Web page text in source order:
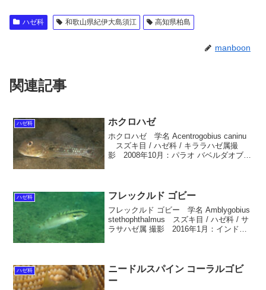
ハゼ科 和歌山県紀伊大島須江 高知県柏島
manboon
関連記事
ハゼ科 ホクロハゼ
ホクロハゼ 学名 Acentrogobius caninu
スズキ目 / ハゼ科 / キララハゼ属撮
影 2008年10月：パラオ バベルダオブ
ハゼ科 フレックルド ゴビー
フレックルド ゴビー 学名 Amblygobius
stethophthalmus スズキ目 / ハゼ科 / サ
ラサハゼ属 撮影 2016年1月：インドネ
ハゼ科
ニードルスパイン コーラルゴビ
ー